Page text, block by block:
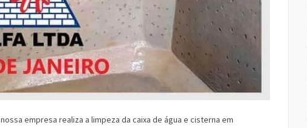
nossa empresa realiza a limpeza da caixa de água e cisterna em